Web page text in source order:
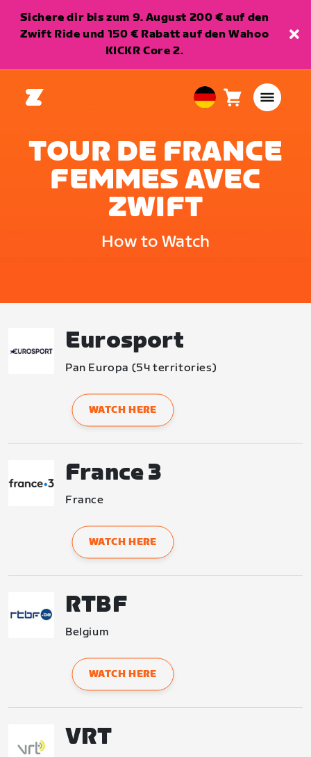
Sichere dir bis zum 9. August 200 € auf den
Zwift Ride und 150 € Rabatt auf den Wahoo
KICKR Core 2.
European
Deutsch
Warenkorb
TOUR DE FRANCE
FEMMES AVEC
ZWIFT
How to Watch
Eurosport
Pan Europa (54 territories)
WATCH HERE
France 3
France
WATCH HERE
RTBF
Belgium
WATCH HERE
VRT